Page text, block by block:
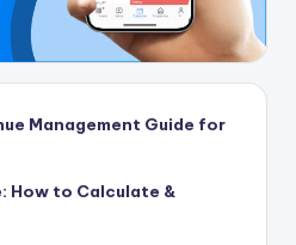
Management Guide for
How to Calculate &